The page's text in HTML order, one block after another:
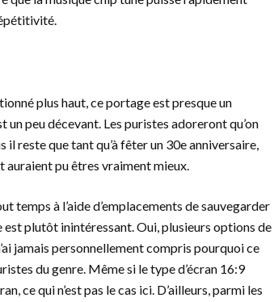
plus haut, ce portage est presque un
peu décevant. Les puristes adoreront qu’on
reste que tant qu’à fêter un 30e anniversaire,
pu êtres vraiment mieux.
temps à l’aide d’emplacements de sauvegarder
est plutôt inintéressant. Oui, plusieurs options de
jamais personnellement compris pourquoi ce
du genre. Même si le type d’écran 16:9
ce qui n’est pas le cas ici. D’ailleurs, parmi les